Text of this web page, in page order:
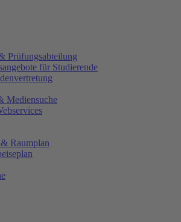
Prüfungsabteilung
für Studierende
Mediensuche
Raumplan